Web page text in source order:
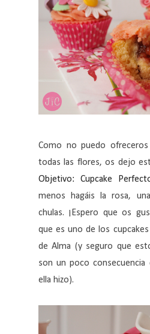
Como no puedo
todas las flores, os dejo
Objetivo: Cupcake
menos hagáis la rosa,
chulas. ¡Espero que os
que es uno de los
de Alma (y seguro que
son un poco consecuencia
ella hizo).